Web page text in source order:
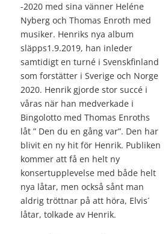
-2020 med sina vänner Heléne
Nyberg och Thomas Enroth med
musiker. Henriks nya album
släpps1.9.2019, han inleder
samtidigt en turné i Svenskfinland
som forstätter i Sverige och Norge
2020. Henrik gjorde stor succé i
våras när han medverkade i
Bingolotto med Thomas Enroths
låt ” Den du en gång var”. Den har
blivit en ny hit för Henrik. Publiken
kommer att få en helt ny
konsertupplevelse med både helt
nya låtar, men också sånt man
aldrig tröttnar på att höra, Elvis´
låtar, tolkade av Henrik.